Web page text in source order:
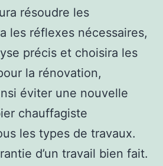
résoudre les
les réflexes nécessaires,
précis et choisira les
la rénovation,
éviter une nouvelle
chauffagiste
les types de travaux.
d’un travail bien fait.